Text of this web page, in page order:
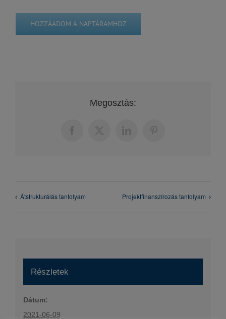
HOZZÁADOM A NAPTÁRAMHOZ
Megosztás:
Átstrukturálás tanfolyam Projektfinanszírozás tanfolyam
Részletek
Dátum:
2021-06-09